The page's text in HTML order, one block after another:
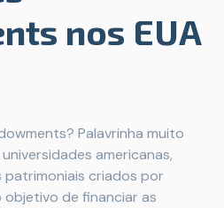
nos EUA
Palavrinha muito
americanas,
criados por
de financiar as